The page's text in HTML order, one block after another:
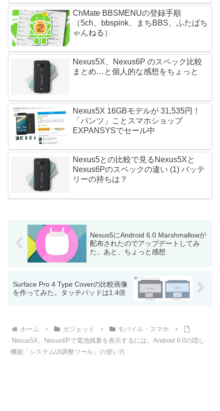
ChMate BBSMENUの登録手順
（5ch、bbspink、まちBBS、ふたばち
ゃんねる）
Nexus5X、Nexus6P のスペック比較
まとめ…と個人的な感想をちょっと
Nexus5X 16GBモデルが 31,535円！
「パンツ」ことスマホショップ
EXPANSYSでセール中
Nexus5との比較で見るNexus5Xと
Nexus6Pのスペックの違い (1) バッテ
リーの持ちは？
Nexus5にAndroid 6.0 Marshmallowが
配布されたのでアップデートしてみ
た。あと、ちょっと感想
Surface Pro 4 Type Coverの比較画像
を作ってみた。タッチパッドは1.4倍
ホーム ガジェット
モバイル・スマホ
Nexus5X、Nexus6Pで電池残量を表示するには。Android 6.0の隠し
機能「システムUI調整ツール」の使い方